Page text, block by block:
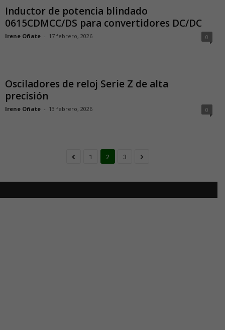
Inductor de potencia blindado
0615CDMCC/DS para convertidores DC/DC
Irene Oñate - 17 febrero, 2026 0
Osciladores de reloj Serie Z de alta
precisión
Irene Oñate - 13 febrero, 2026 0
1 2 3